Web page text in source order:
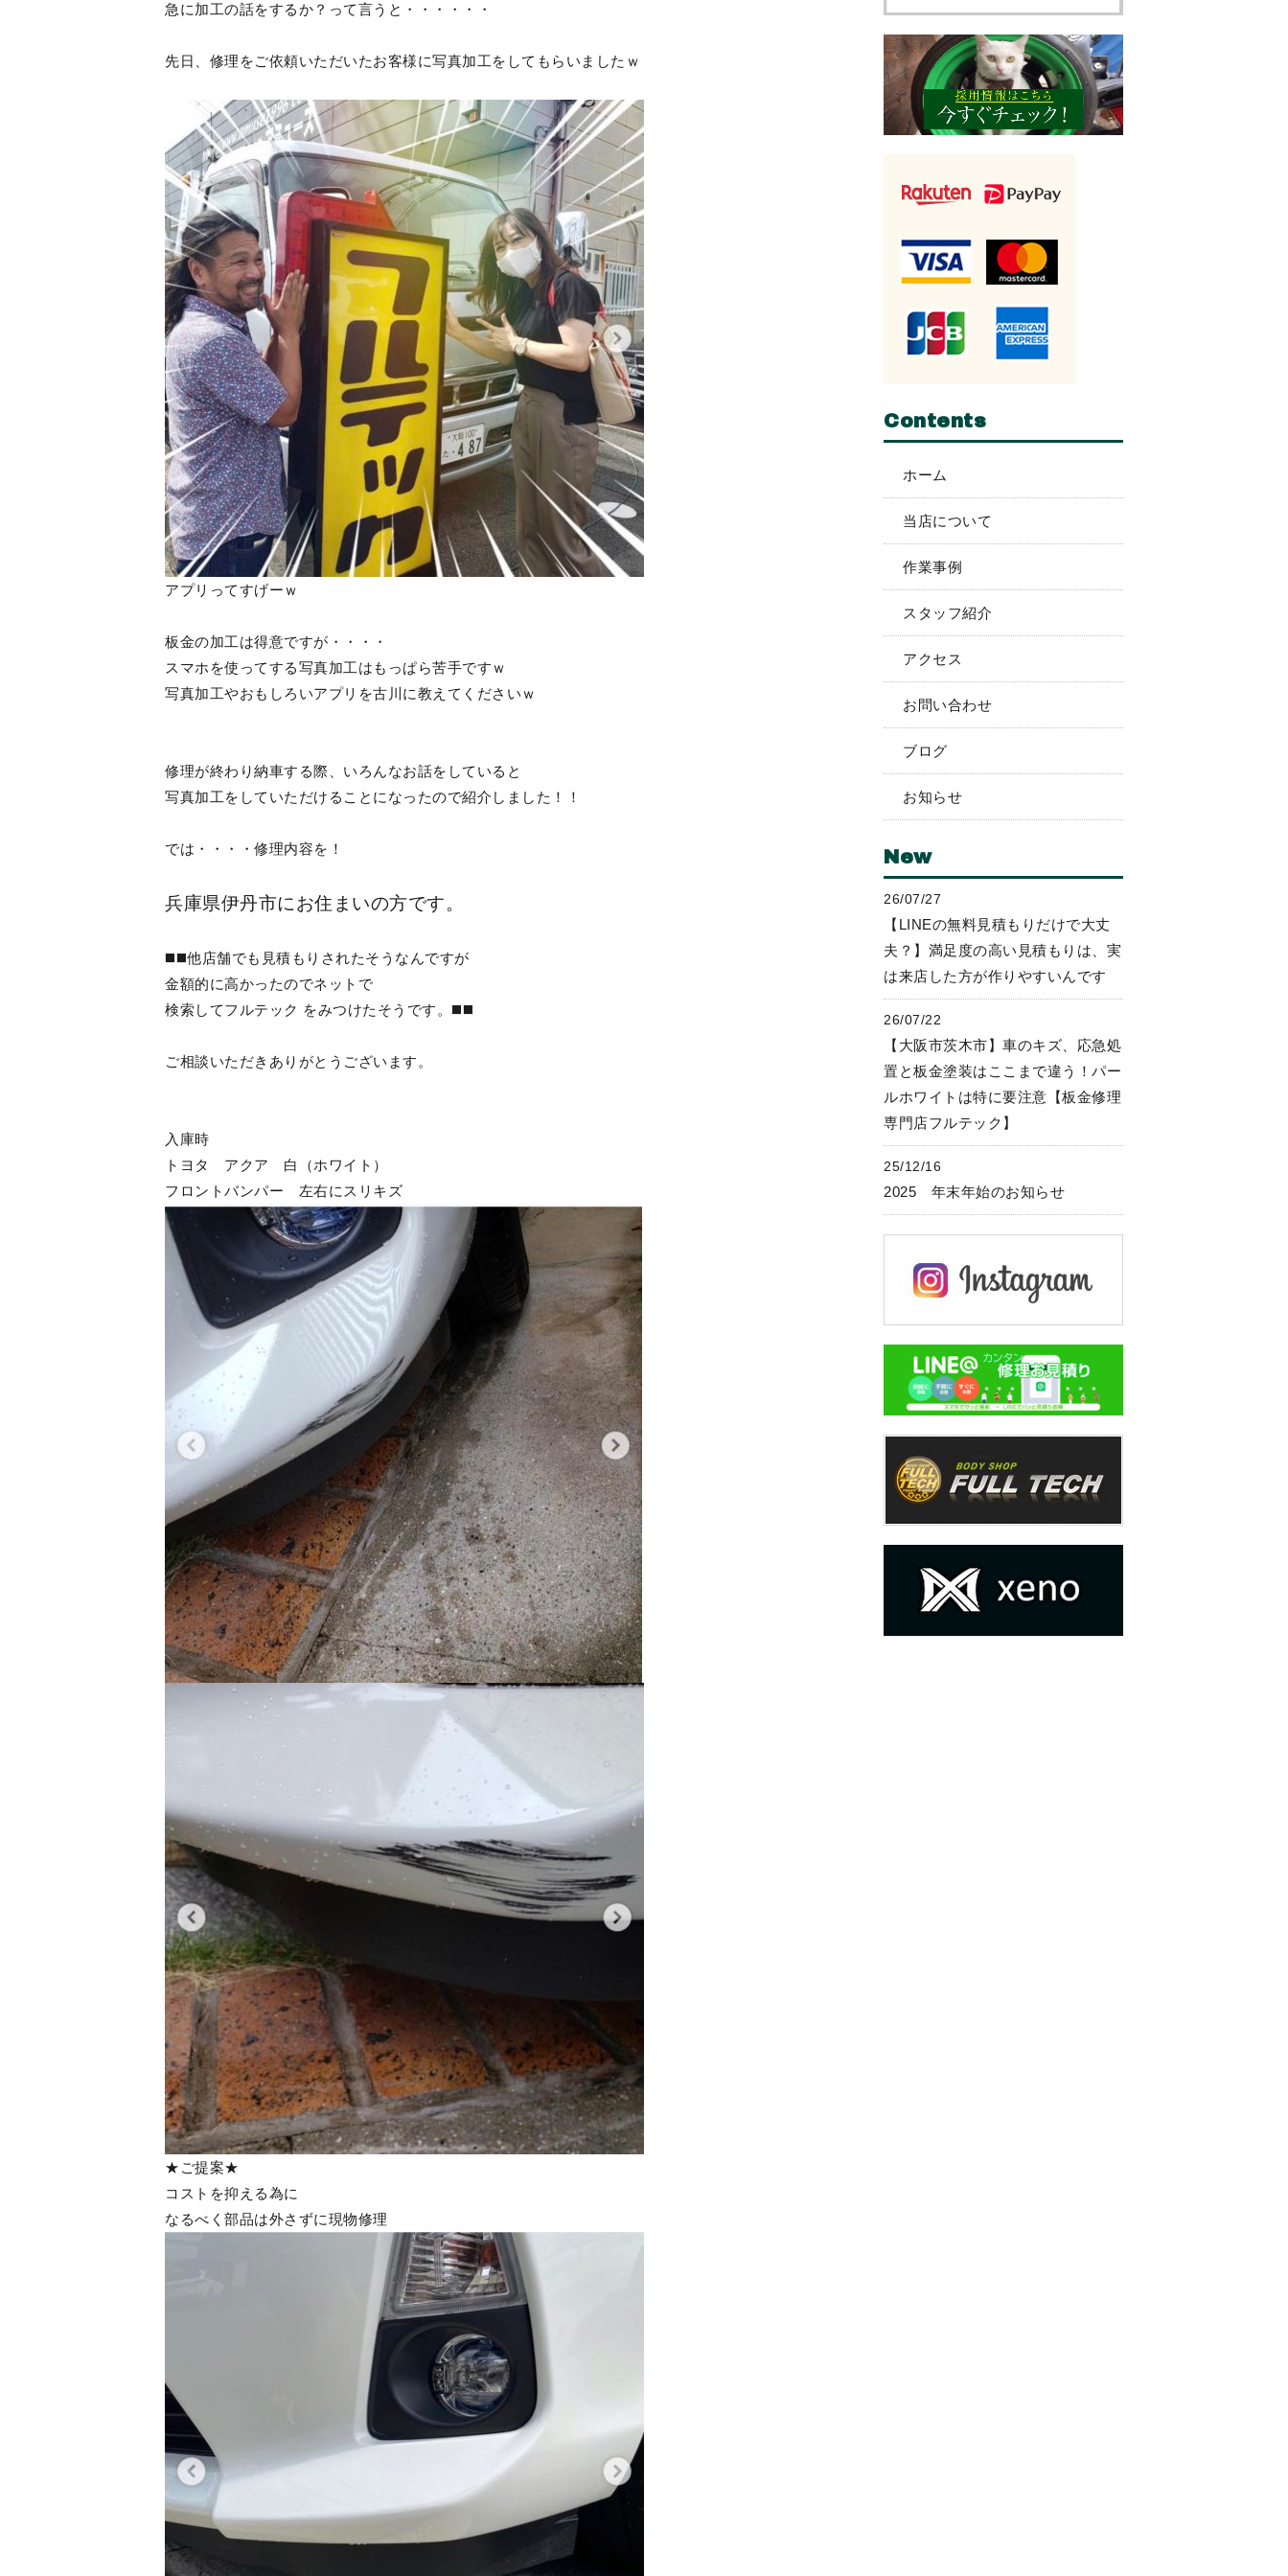
急に加工の話をするか？って言うと・・・・・・
先日、修理をご依頼いただいたお客様に写真加工をしてもらいましたｗ
アプリってすげーｗ
板金の加工は得意ですが・・・・
スマホを使ってする写真加工はもっぱら苦手ですｗ
写真加工やおもしろいアプリを古川に教えてくださいｗ
修理が終わり納車する際、いろんなお話をしていると
写真加工をしていただけることになったので紹介しました！！
では・・・・修理内容を！
兵庫県伊丹市にお住まいの方です。
◼️◼️他店舗でも見積もりされたそうなんですが
金額的に高かったのでネットで
検索してフルテック をみつけたそうです。◼️◼️
ご相談いただきありがとうございます。
入庫時
トヨタ アクア 白（ホワイト）
フロントバンパー 左右にスリキズ
★ご提案★
コストを抑える為に
なるべく部品は外さずに現物修理
Contents
ホーム
当店について
作業事例
スタッフ紹介
アクセス
お問い合わせ
ブログ
お知らせ
New
26/07/27
【LINEの無料見積もりだけで大丈
夫？】満足度の高い見積もりは、実
は来店した方が作りやすいんです
26/07/22
【大阪市茨木市】車のキズ、応急処
置と板金塗装はここまで違う！パー
ルホワイトは特に要注意【板金修理
専門店フルテック】
25/12/16
2025 年末年始のお知らせ